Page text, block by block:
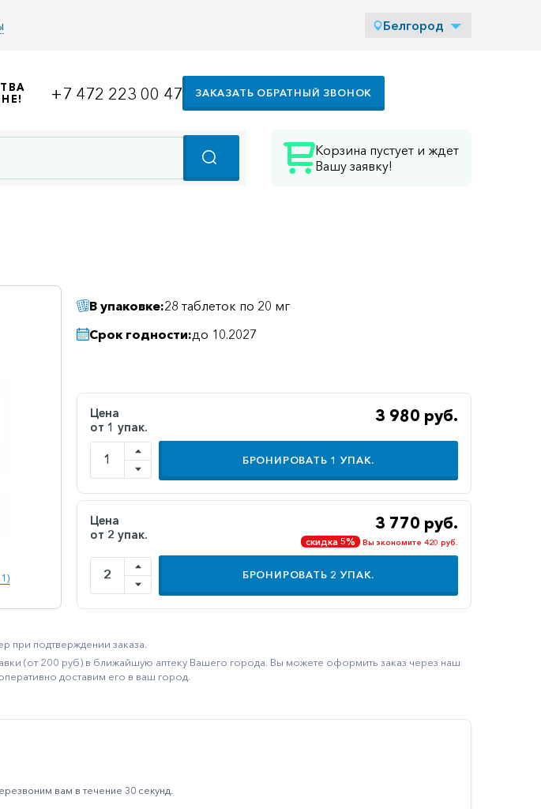
Белгород
Корзина пустует и ждет
Вашу заявку!
+7 472 223 00 47 ЗАКАЗАТЬ ОБРАТНЫЙ ЗВОНОК
В упаковке:28 таблеток по 20 мг
Срок годности:до 10.2027
Цена
от 1 упак.
3 980 руб.
БРОНИРОВАТЬ 1 УПАК.
Цена
от 2 упак.
3 770 руб.
скидка 5% Вы экономите 420 руб.
БРОНИРОВАТЬ 2 УПАК.
при подтверждении заказа.
(от 200 руб) в ближайшую аптеку Вашего города. Вы можете оформить заказ через наш
доставим его в ваш город.
вам в течение 30 секунд.